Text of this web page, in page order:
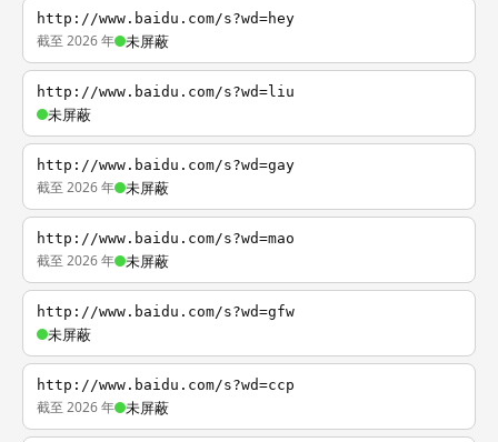
http://www.baidu.com/s?wd=hey
截至 2026 年 未屏蔽
http://www.baidu.com/s?wd=liu
未屏蔽
http://www.baidu.com/s?wd=gay
截至 2026 年 未屏蔽
http://www.baidu.com/s?wd=mao
截至 2026 年 未屏蔽
http://www.baidu.com/s?wd=gfw
未屏蔽
http://www.baidu.com/s?wd=ccp
截至 2026 年 未屏蔽